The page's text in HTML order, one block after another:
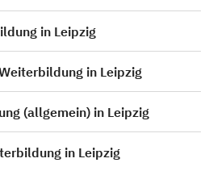
in Leipzig
in Leipzig
(allgemein) in Leipzig
in Leipzig